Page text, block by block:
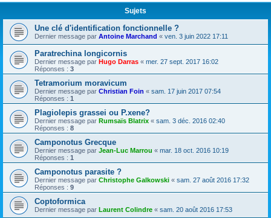
Sujets
Une clé d'identification fonctionnelle ?
Dernier message par Antoine Marchand « ven. 3 juin 2022 17:11
Paratrechina longicornis
Dernier message par Hugo Darras « mer. 27 sept. 2017 16:02
Réponses : 3
Tetramorium moravicum
Dernier message par Christian Foin « sam. 17 juin 2017 07:54
Réponses : 1
Plagiolepis grassei ou P.xene?
Dernier message par Rumsaïs Blatrix « sam. 3 déc. 2016 02:40
Réponses : 8
Camponotus Grecque
Dernier message par Jean-Luc Marrou « mar. 18 oct. 2016 10:19
Réponses : 1
Camponotus parasite ?
Dernier message par Christophe Galkowski « sam. 27 août 2016 17:32
Réponses : 9
Coptoformica
Dernier message par Laurent Colindre « sam. 20 août 2016 17:53